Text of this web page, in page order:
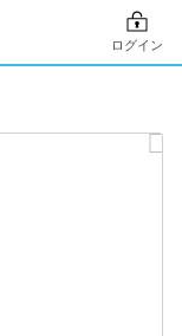
ログイン